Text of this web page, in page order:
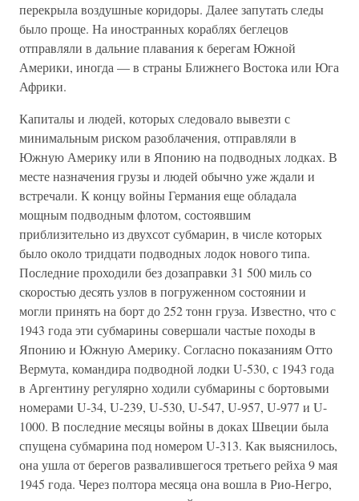
перекрыла воздушные коридоры. Далее запутать следы
было проще. На иностранных кораблях беглецов
отправляли в дальние плавания к берегам Южной
Америки, иногда — в страны Ближнего Востока или Юга
Африки.
Капиталы и людей, которых следовало вывезти с
минимальным риском разоблачения, отправляли в
Южную Америку или в Японию на подводных лодках. В
месте назначения грузы и людей обычно уже ждали и
встречали. К концу войны Германия еще обладала
мощным подводным флотом, состоявшим
приблизительно из двухсот субмарин, в числе которых
было около тридцати подводных лодок нового типа.
Последние проходили без дозаправки 31 500 миль со
скоростью десять узлов в погруженном состоянии и
могли принять на борт до 252 тонн груза. Известно, что с
1943 года эти субмарины совершали частые походы в
Японию и Южную Америку. Согласно показаниям Отто
Вермута, командира подводной лодки U-530, с 1943 года
в Аргентину регулярно ходили субмарины с бортовыми
номерами U-34, U-239, U-530, U-547, U-957, U-977 и U-
1000. В последние месяцы войны в доках Швеции была
спущена субмарина под номером U-313. Как выяснилось,
она ушла от берегов развалившегося третьего рейха 9 мая
1945 года. Через полтора месяца она вошла в Рио-Негро,